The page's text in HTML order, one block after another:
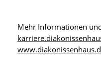
Mehr Informationen